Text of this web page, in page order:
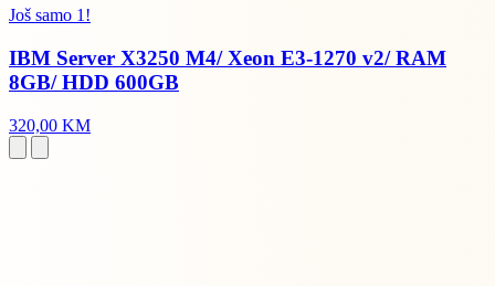
Još samo 1!
IBM Server X3250 M4/ Xeon E3-1270 v2/ RAM
8GB/ HDD 600GB
320,00 KM